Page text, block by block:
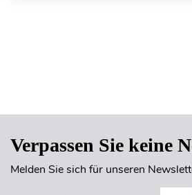
Verpassen Sie keine
Melden Sie sich für unseren